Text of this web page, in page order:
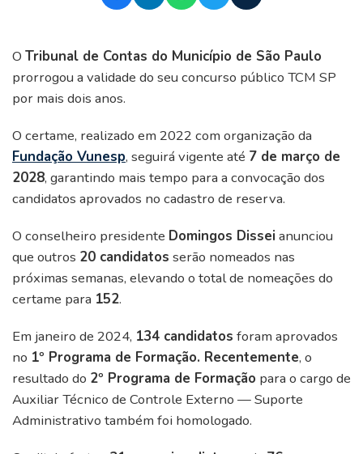
O Tribunal de Contas do Município de São Paulo
prorrogou a validade do seu concurso público TCM SP
por mais dois anos.
O certame, realizado em 2022 com organização da
Fundação Vunesp, seguirá vigente até 7 de março de
2028, garantindo mais tempo para a convocação dos
candidatos aprovados no cadastro de reserva.
O conselheiro presidente Domingos Dissei anunciou
que outros 20 candidatos serão nomeados nas
próximas semanas, elevando o total de nomeações do
certame para 152.
Em janeiro de 2024, 134 candidatos foram aprovados
no 1º Programa de Formação. Recentemente, o
resultado do 2º Programa de Formação para o cargo de
Auxiliar Técnico de Controle Externo — Suporte
Administrativo também foi homologado.